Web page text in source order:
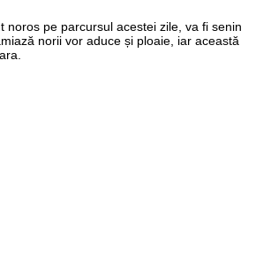
noros pe parcursul acestei zile, va fi senin
norii vor aduce și ploaie, iar această